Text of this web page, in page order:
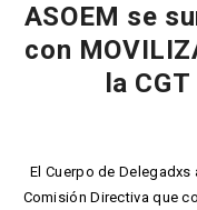
ASOEM se
con
la
El Cuerpo de
Comisión Directiva que